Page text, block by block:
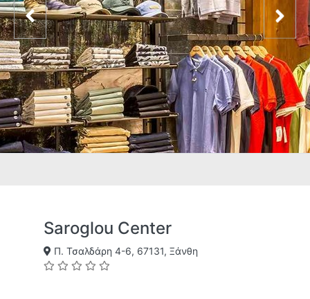
Saroglou Center
Π. Τσαλδάρη 4-6, 67131, Ξάνθη